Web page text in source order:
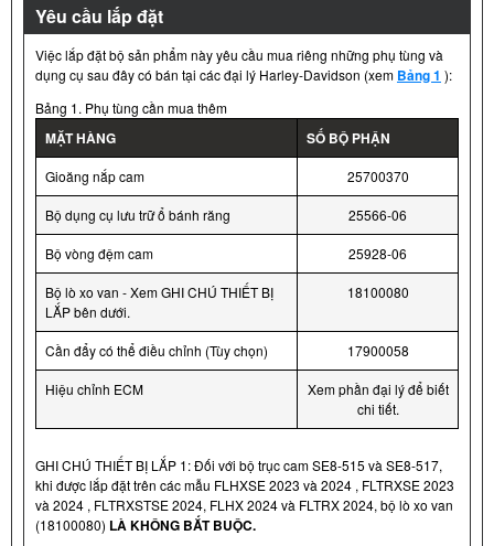
Yêu cầu lắp đặt
Việc lắp đặt bộ sản phẩm này yêu cầu mua riêng những phụ tùng và
dụng cụ sau đây có bán tại các đại lý Harley-Davidson (xem Bảng 1 ):
Bảng 1. Phụ tùng cần mua thêm
MẶT HÀNG SỐ BỘ PHẬN
Gioăng nắp cam 25700370
Bộ dụng cụ lưu trữ ổ bánh răng 25566-06
Bộ vòng đệm cam 25928-06
Bộ lò xo van - Xem GHI CHÚ THIẾT BỊ
LẮP bên dưới.
18100080
Cần đẩy có thể điều chỉnh (Tùy chọn) 17900058
Hiệu chỉnh ECM
Xem phần đại lý để biết
chi tiết.
GHI CHÚ THIẾT BỊ LẮP 1: Đối với bộ trục cam SE8-515 và SE8-517,
khi được lắp đặt trên các mẫu FLHXSE 2023 và 2024 , FLTRXSE 2023
và 2024 , FLTRXSTSE 2024, FLHX 2024 và FLTRX 2024, bộ lò xo van
(18100080) LÀ KHÔNG BẮT BUỘC.